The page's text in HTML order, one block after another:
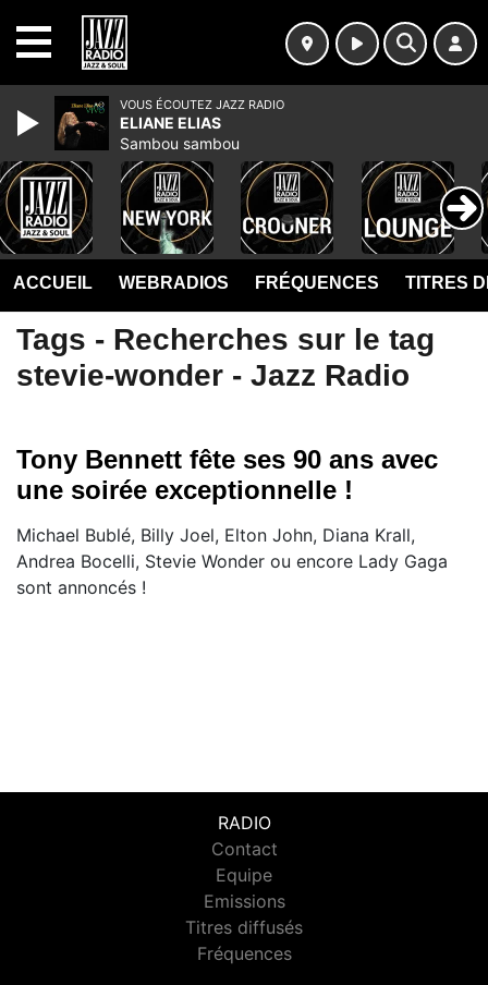
ACCUEIL WEBRADIOS FRÉQUENCES TITRES
Tags - Recherches sur le tag
stevie-wonder - Jazz Radio
Tony Bennett fête ses 90 ans avec
une soirée exceptionnelle !
Michael Bublé, Billy Joel, Elton John, Diana Krall,
Andrea Bocelli, Stevie Wonder ou encore Lady Gaga
sont annoncés !
RADIO
Contact
Equipe
Emissions
Titres diffusés
Fréquences
VOUS ÉCOUTEZ JAZZ RADIO
ELIANE ELIAS
Sambou sambou